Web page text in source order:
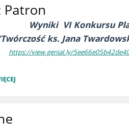
Patron
Wyniki VI Konkursu
ks. Jana
https://view.genial.ly/